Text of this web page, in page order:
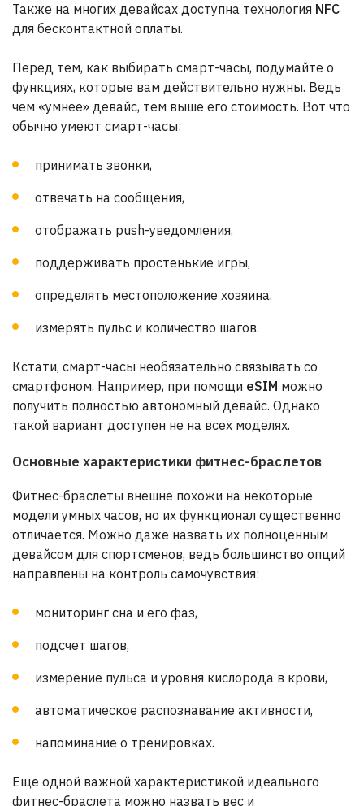
Также на многих девайсах доступна технология NFC
для бесконтактной оплаты.
Перед тем, как выбирать смарт-часы, подумайте о
функциях, которые вам действительно нужны. Ведь
чем «умнее» девайс, тем выше его стоимость. Вот что
обычно умеют смарт-часы:
принимать звонки,
отвечать на сообщения,
отображать push-уведомления,
поддерживать простенькие игры,
определять местоположение хозяина,
измерять пульс и количество шагов.
Кстати, смарт-часы необязательно связывать со
смартфоном. Например, при помощи eSIM можно
получить полностью автономный девайс. Однако
такой вариант доступен не на всех моделях.
Основные характеристики фитнес-браслетов
Фитнес-браслеты внешне похожи на некоторые
модели умных часов, но их функционал существенно
отличается. Можно даже назвать их полноценным
девайсом для спортсменов, ведь большинство опций
направлены на контроль самочувствия:
мониторинг сна и его фаз,
подсчет шагов,
измерение пульса и уровня кислорода в крови,
автоматическое распознавание активности,
напоминание о тренировках.
Еще одной важной характеристикой идеального
фитнес-браслета можно назвать вес и